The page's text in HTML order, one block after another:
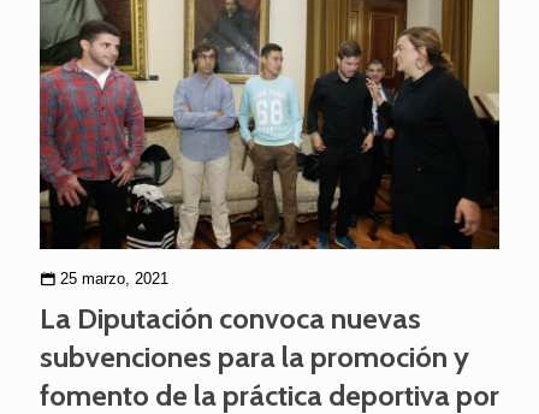
25 marzo, 2021
La Diputación convoca nuevas
subvenciones para la promoción y
fomento de la práctica deportiva por